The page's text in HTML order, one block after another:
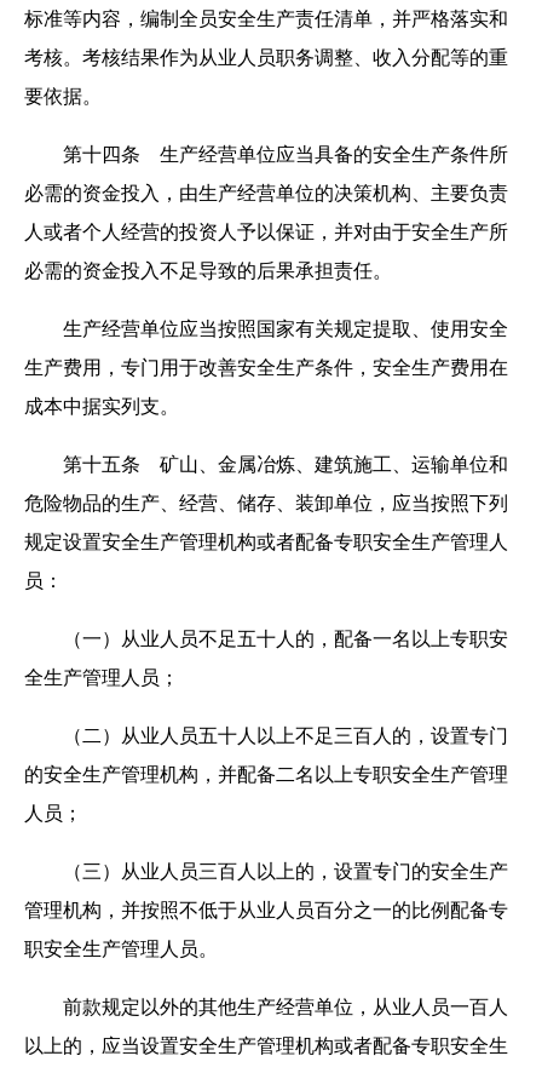
标准等内容，编制全员安全生产责任清单，并严格落实和
考核。考核结果作为从业人员职务调整、收入分配等的重
要依据。
第十四条 生产经营单位应当具备的安全生产条件所
必需的资金投入，由生产经营单位的决策机构、主要负责
人或者个人经营的投资人予以保证，并对由于安全生产所
必需的资金投入不足导致的后果承担责任。
生产经营单位应当按照国家有关规定提取、使用安全
生产费用，专门用于改善安全生产条件，安全生产费用在
成本中据实列支。
第十五条 矿山、金属冶炼、建筑施工、运输单位和
危险物品的生产、经营、储存、装卸单位，应当按照下列
规定设置安全生产管理机构或者配备专职安全生产管理人
员：
（一）从业人员不足五十人的，配备一名以上专职安
全生产管理人员；
（二）从业人员五十人以上不足三百人的，设置专门
的安全生产管理机构，并配备二名以上专职安全生产管理
人员；
（三）从业人员三百人以上的，设置专门的安全生产
管理机构，并按照不低于从业人员百分之一的比例配备专
职安全生产管理人员。
前款规定以外的其他生产经营单位，从业人员一百人
以上的，应当设置安全生产管理机构或者配备专职安全生